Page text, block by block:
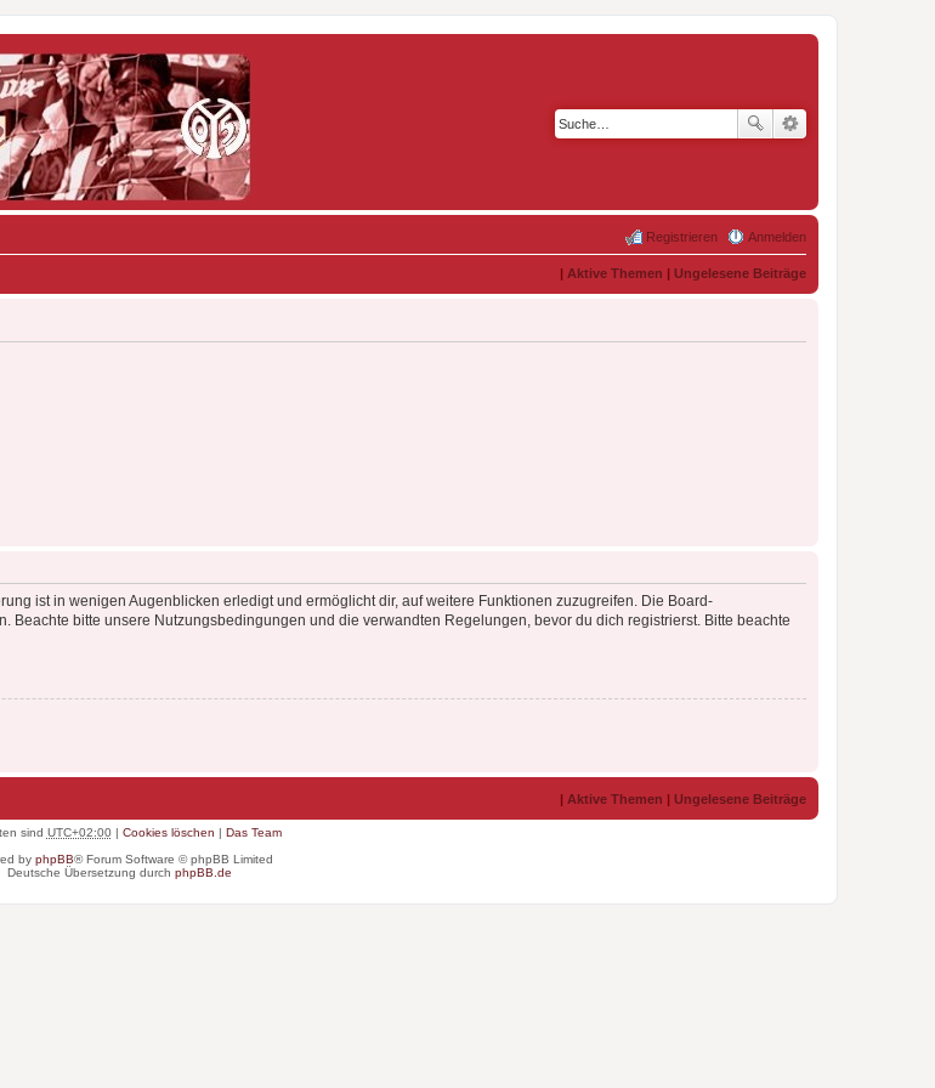
Anmelden
Registrieren
| Aktive Themen | Ungelesene Beiträge
ist in wenigen Augenblicken erledigt und ermöglicht dir, auf weitere Funktionen zuzugreifen. Die Board-
bitte unsere Nutzungsbedingungen und die verwandten Regelungen, bevor du dich registrierst. Bitte beachte
| Aktive Themen | Ungelesene Beiträge
sind UTC+02:00| Cookies löschen | Das Team
by phpBB® Forum Software © phpBB Limited
Deutsche Übersetzung durch phpBB.de